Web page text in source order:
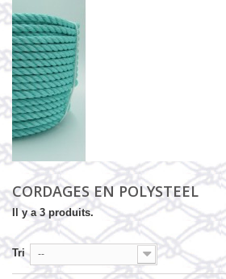
CORDAGES EN POLYSTEEL
Il y a 3 produits.
Tri --